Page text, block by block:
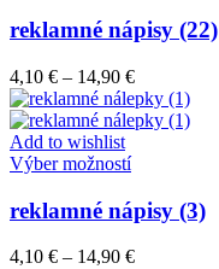
stránke
produktu.
má
viacero
variantov.
Možnosti
si
môžete
vybrať
na
stránke
produktu.
reklamné nápisy (22)
4,10 € – 14,90 €Price
range:
4,10 €
Add to wishlist
Výber možnostíTento
má
viacero
variantov.
reklamné nápisy (3)
4,10 € – 14,90 €Price